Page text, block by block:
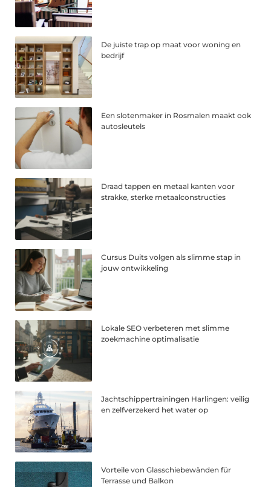
De juiste trap op maat voor woning en
bedrijf
Een slotenmaker in Rosmalen maakt ook
autosleutels
Draad tappen en metaal kanten voor
strakke, sterke metaalconstructies
Cursus Duits volgen als slimme stap in
jouw ontwikkeling
Lokale SEO verbeteren met slimme
zoekmachine optimalisatie
Jachtschippertrainingen Harlingen: veilig
en zelfverzekerd het water op
Vorteile von Glasschiebewänden für
Terrasse und Balkon